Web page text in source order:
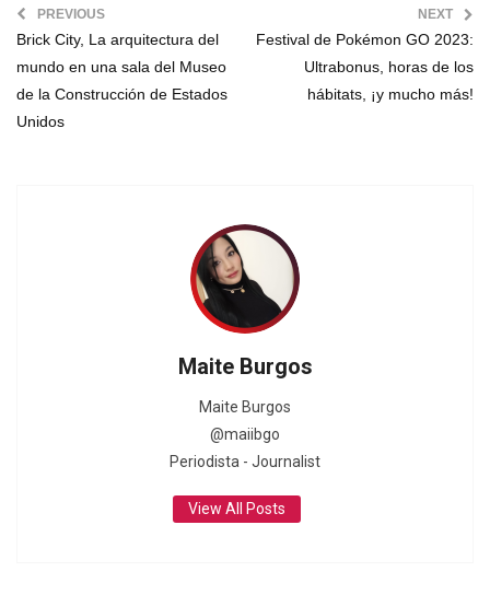
PREVIOUS
Brick City, La arquitectura del
mundo en una sala del Museo
de la Construcción de Estados
Unidos
NEXT
Festival de Pokémon GO 2023:
Ultrabonus, horas de los
hábitats, ¡y mucho más!
Maite Burgos
Maite Burgos
@maiibgo
Periodista - Journalist
View All Posts